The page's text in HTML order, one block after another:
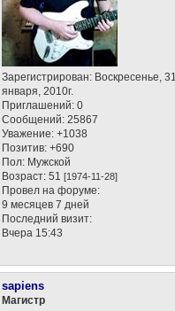
Зарегистрирован: Воскресенье, 31
января, 2010г.
Приглашений: 0
Сообщений: 25867
Уважение: +1038
Позитив: +690
Пол: Мужской
Возраст: 51[1974-11-28]
Провел на форуме:
9 месяцев 7 дней
Последний визит:
Вчера 15:43
sapiens
Магистр